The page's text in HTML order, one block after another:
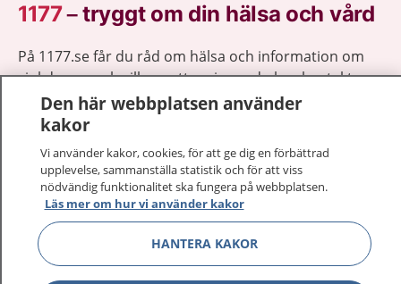
1177–tryggt om din hälsa och vård
På 1177.se får du råd om hälsa och information om
sjukdomar och vilka mottagningar du kan kontakta.
Logga in för att läsa din journal och göra dina
vårdärenden. Ring telefonnummer 1177 för
1177 ger dig råd när du vill må bättre.
Visa
Den här webbplatsen använder
kakor
Vi använder kakor, cookies, för att ge dig en förbättrad
upplevelse, sammanställa statistik och för att viss
nödvändig funktionalitet ska fungera på webbplatsen.
Läs mer om hur vi använder kakor
HANTERA KAKOR